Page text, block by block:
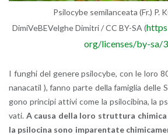
Psi­lo­cy­be se­mi­lan­cea­ta (Fr.) P.
Di­mi­Ve­BE­Vel­ghe Di­mi­tri / CC BY-SA (
org/​licenses/​by-​sa/​
I fun­ghi del ge­ne­re psi­lo­cy­be, con le loro
na­na­ca­til ), fanno parte della fa­mi­glia delle
go­no prin­ci­pi at­ti­vi come la psi­lo­ci­bi­na, la
va­ti. A causa della loro strut­tu­ra chi­mi­ca
la psi­lo­ci­na sono im­pa­ren­ta­te